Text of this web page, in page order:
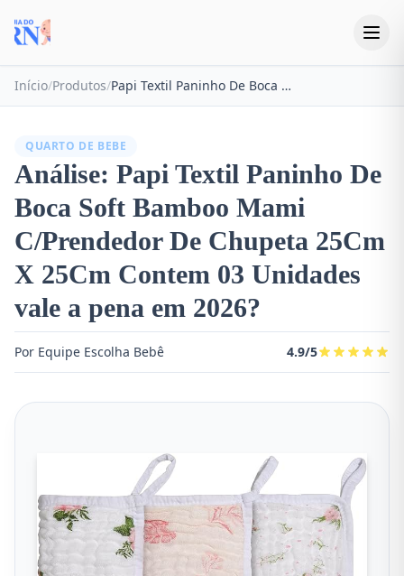
Início/Produtos/ Papi Textil Paninho De Boca Soft Bamboo Mami C/Prendedor De Chupeta 25Cm X 25Cm Contem 03 Unidades
QUARTO DE BEBE
Análise: Papi Textil Paninho De
Boca Soft Bamboo Mami
C/Prendedor De Chupeta 25Cm
X 25Cm Contem 03 Unidades
vale a pena em 2026?
Por Equipe Escolha Bebê 4.9/5